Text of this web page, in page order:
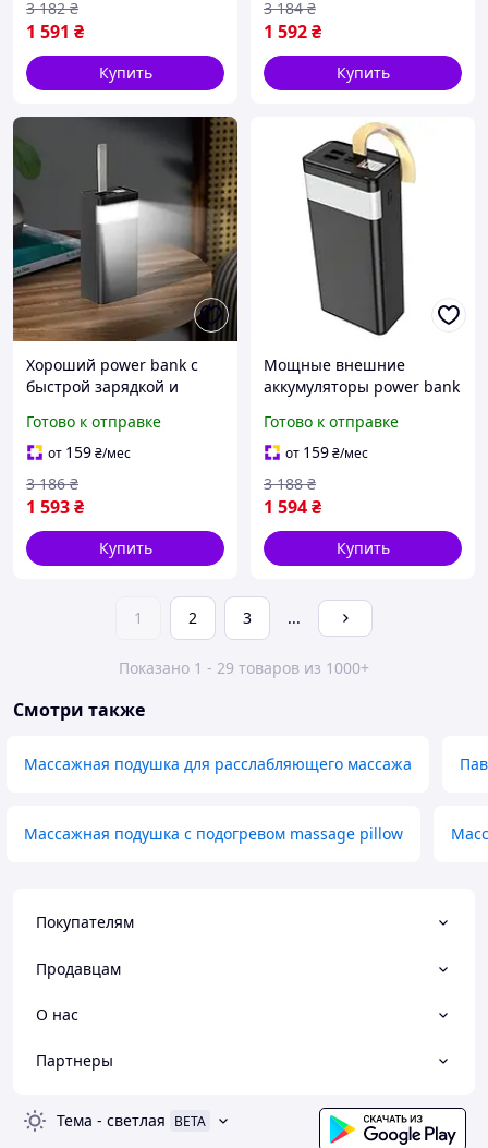
1 591 ₴
3 182 ₴
Купить
1 592₴
3 184 ₴
Купить
Хороший power bank с
быстрой зарядкой и
Батарея 80000 mah
Портативные зарядки
аккумуляторы
Готово к отправке
от 159₴/мес
1 593₴
3 186 ₴
Купить
Мощные внешние
аккумуляторы power bank
Оригинальный
повербанк для
путешествий черного
Готово к отправке
от 159₴/мес
1 594₴
3 188 ₴
Купить
1 2 3 ...
Показано 1 - 29 товаров из 1000+
Смотри также
Массажная подушка для расслабляющего массажа
Массажная подушка с подогревом massage pillow
Покупателям
Продавцам
О нас
Партнеры
Тема - светлая BETA